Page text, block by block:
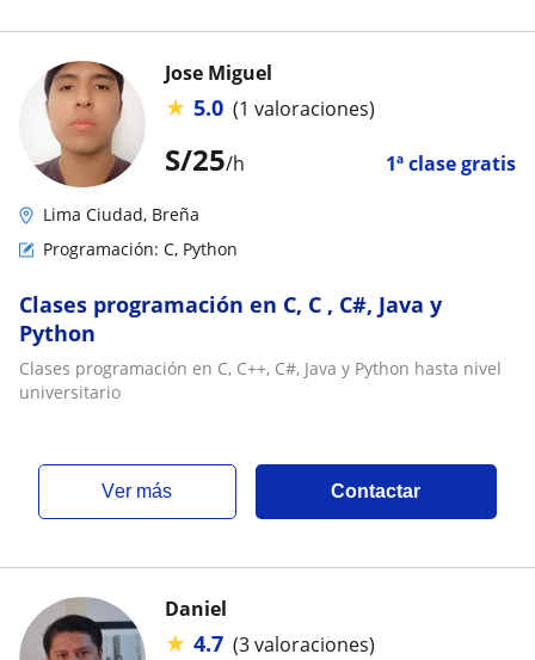
S/25/h 1ª clase gratis
Jose Miguel
★ 5.0 (1 valoraciones)
Lima Ciudad, Breña
Programación: C, Python
Clases programación en C, C , C#, Java y
Python
Clases programación en C, C++, C#, Java y Python hasta nivel
universitario
ver más Contactar
Daniel
★ 4.7 (3 valoraciones)